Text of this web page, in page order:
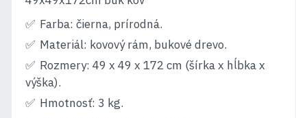
Farba: čierna, prírodná.
Materiál: kovový rám, bukové drevo.
Rozmery: 49 x 49 x 172 cm (šírka x hĺbka x
výška).
Hmotnosť: 3 kg.